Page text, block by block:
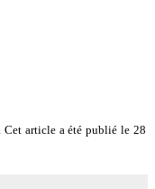
article a été publié le 28